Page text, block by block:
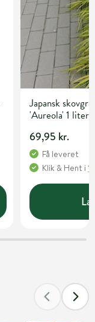
Japansk
'Aureola' 1 liter
69,95 kr.
Få leveret
Klik & Hent i